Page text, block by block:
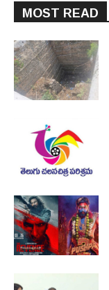
MOST READ